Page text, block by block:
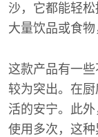
沙，它都能轻
大量饮品或食物
这款产品有一
较为突出。在
活的安宁。此
使用多次，这